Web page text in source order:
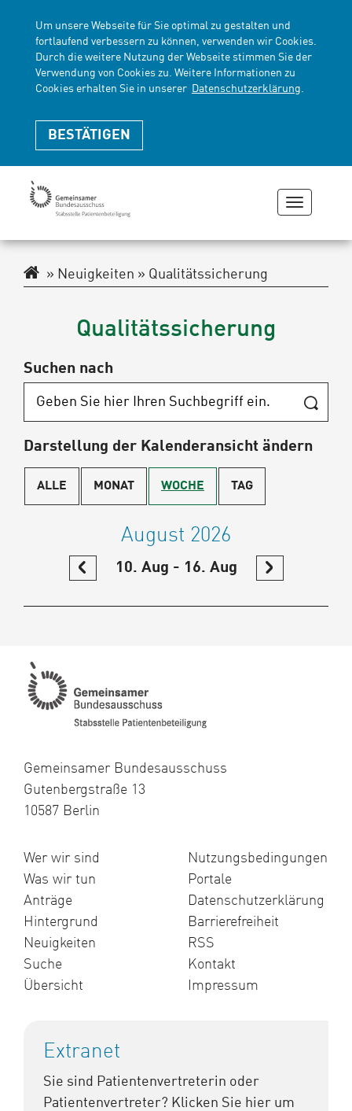
Um unsere Webseite für Sie optimal zu gestalten und
fortlaufend verbessern zu können, verwenden wir Cookies.
Durch die weitere Nutzung der Webseite stimmen Sie der
Verwendung von Cookies zu. Weitere Informationen zu
Cookies erhalten Sie in unserer Datenschutzerklärung.
BESTÄTIGEN
oder
Navigationspfad
Neuigkeiten Qualitätssicherung
Qualitätssicherung
Suchen nach
Darstellung der Kalenderansicht ändern
ALLE MONAT WOCHE TAG
August 2026
IM
KALENDER
10. Aug - 16. Aug
IM
KALENDER
BLÄTTERN
Gemeinsamer Bundesausschuss
Gutenbergstraße 13
10587 Berlin
Wer wir sind
Was wir tun
Anträge
Hintergrund
Neuigkeiten
Suche
Übersicht
Nutzungsbedingungen
Portale
Datenschutzerklärung
Barrierefreiheit
RSS
Kontakt
Impressum
Extranet
Sie sind Patientenvertreterin oder
Patientenvertreter? Klicken Sie hier um